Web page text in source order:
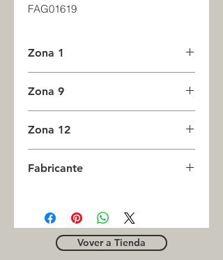
FAG01619
Zona 1
Zona 9
Zona 12
Fabricante
Vover a Tienda